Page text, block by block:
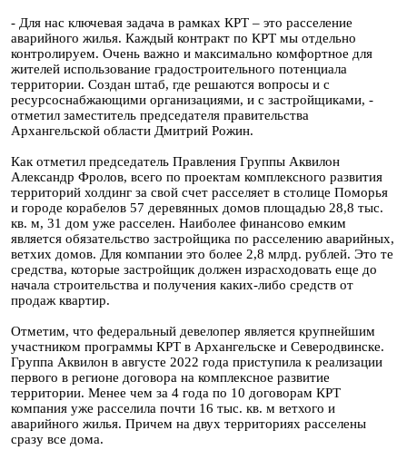
- Для нас ключевая задача в рамках КРТ – это расселение
аварийного жилья. Каждый контракт по КРТ мы отдельно
контролируем. Очень важно и максимально комфортное для
жителей использование градостроительного потенциала
территории. Создан штаб, где решаются вопросы и с
ресурсоснабжающими организациями, и с застройщиками, -
отметил заместитель председателя правительства
Архангельской области Дмитрий Рожин.
Как отметил председатель Правления Группы Аквилон
Александр Фролов, всего по проектам комплексного развития
территорий холдинг за свой счет расселяет в столице Поморья
и городе корабелов 57 деревянных домов площадью 28,8 тыс.
кв. м, 31 дом уже расселен. Наиболее финансово емким
является обязательство застройщика по расселению аварийных,
ветхих домов. Для компании это более 2,8 млрд. рублей. Это те
средства, которые застройщик должен израсходовать еще до
начала строительства и получения каких-либо средств от
продаж квартир.
Отметим, что федеральный девелопер является крупнейшим
участником программы КРТ в Архангельске и Северодвинске.
Группа Аквилон в августе 2022 года приступила к реализации
первого в регионе договора на комплексное развитие
территории. Менее чем за 4 года по 10 договорам КРТ
компания уже расселила почти 16 тыс. кв. м ветхого и
аварийного жилья. Причем на двух территориях расселены
сразу все дома.